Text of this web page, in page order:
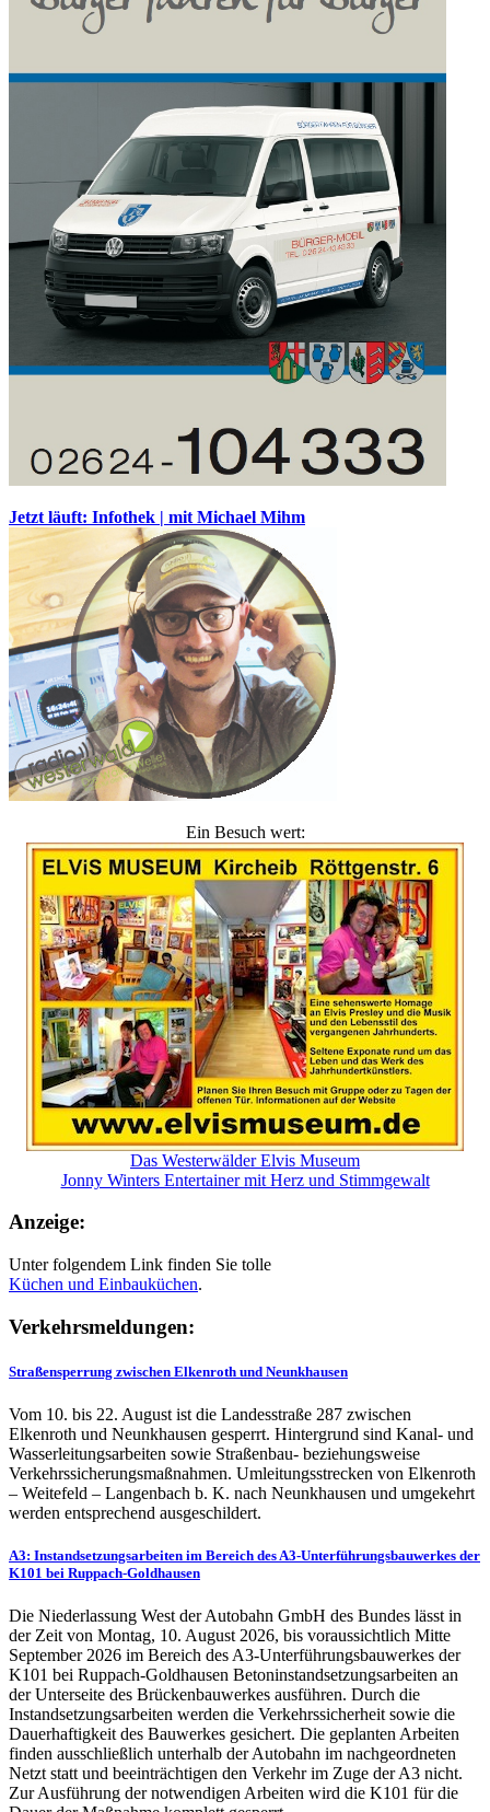
Jetzt läuft: Infothek | mit Michael Mihm
Ein Besuch wert:
Das Westerwälder Elvis Museum
Jonny Winters Entertainer mit Herz und Stimmgewalt
Anzeige:
Unter folgendem Link finden Sie tolle
Küchen und Einbauküchen.
Verkehrsmeldungen:
Straßensperrung zwischen Elkenroth und Neunkhausen
Vom 10. bis 22. August ist die Landesstraße 287 zwischen
Elkenroth und Neunkhausen gesperrt. Hintergrund sind Kanal- und
Wasserleitungsarbeiten sowie Straßenbau- beziehungsweise
Verkehrssicherungsmaßnahmen. Umleitungsstrecken von Elkenroth
– Weitefeld – Langenbach b. K. nach Neunkhausen und umgekehrt
werden entsprechend ausgeschildert.
A3: Instandsetzungsarbeiten im Bereich des A3-Unterführungsbauwerkes der
K101 bei Ruppach-Goldhausen
Die Niederlassung West der Autobahn GmbH des Bundes lässt in
der Zeit von Montag, 10. August 2026, bis voraussichtlich Mitte
September 2026 im Bereich des A3-Unterführungsbauwerkes der
K101 bei Ruppach-Goldhausen Betoninstandsetzungsarbeiten an
der Unterseite des Brückenbauwerkes ausführen. Durch die
Instandsetzungsarbeiten werden die Verkehrssicherheit sowie die
Dauerhaftigkeit des Bauwerkes gesichert. Die geplanten Arbeiten
finden ausschließlich unterhalb der Autobahn im nachgeordneten
Netzt statt und beeinträchtigen den Verkehr im Zuge der A3 nicht.
Zur Ausführung der notwendigen Arbeiten wird die K101 für die